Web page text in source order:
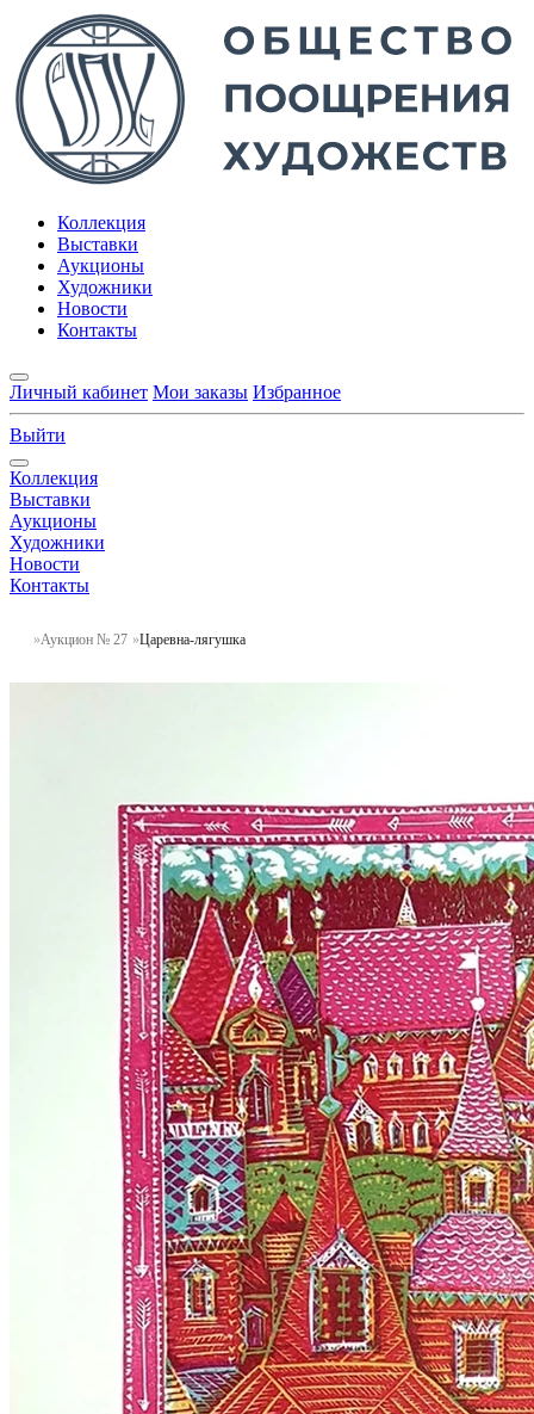
Коллекция
Выставки
Аукционы
Художники
Новости
Контакты
Личный кабинет Мои заказы Избранное
Выйти
Коллекция
Выставки
Аукционы
Художники
Новости
Контакты
Аукцион № 27 Царевна-лягушка